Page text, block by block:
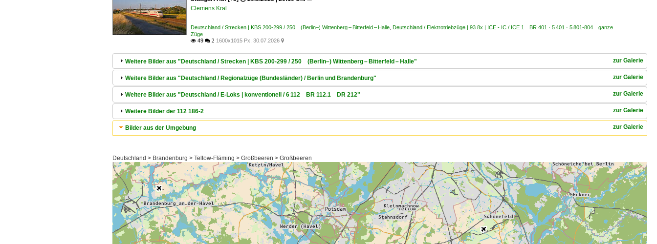
Clemens Kral
Deutschland / Strecken | KBS 200-299 / 250 (Berlin–) Wittenberg – Bitterfeld – Halle Deutschland / Elektrotriebzüge | 93 8x | ICE - IC / ICE 1 BR 401 · 5 401 · 5 801-804 ganze
Züge
 49  2 1600x1015 Px, 30.07.2026 
zur Galerie
Weitere Bilder aus "Deutschland / Strecken | KBS 200-299 / 250 (Berlin–) Wittenberg – Bitterfeld – Halle"
zur Galerie
Weitere Bilder aus "Deutschland / Regionalzüge (Bundesländer) / Berlin und Brandenburg"
zur Galerie
Weitere Bilder aus "Deutschland / E-Loks | konventionell / 6 112 BR 112.1 DR 212"
zur Galerie
Weitere Bilder der 112 186-2
zur Galerie
Bilder aus der Umgebung
Deutschland > Brandenburg > Teltow-Fläming > Großbeeren > Großbeeren